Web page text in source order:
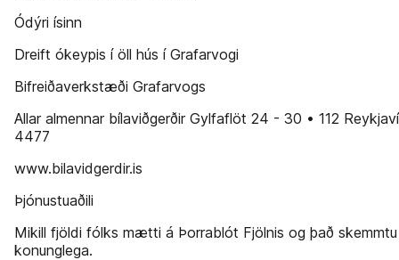
Ódýri ísinn
Dreift ókeypis í öll hús í Grafarvogi
Bifreiðaverkstæði Grafarvogs
Allar almennar bílaviðgerðir Gylfaflöt 24 - 30 • 112
4477
www.bilavidgerdir.is
Þjónustuaðili
Mikill fjöldi fólks mætti á Þorrablót Fjölnis og það skemmtu
konunglega.